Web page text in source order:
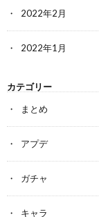
2022年2月
2022年1月
カテゴリー
まとめ
アプデ
ガチャ
キャラ